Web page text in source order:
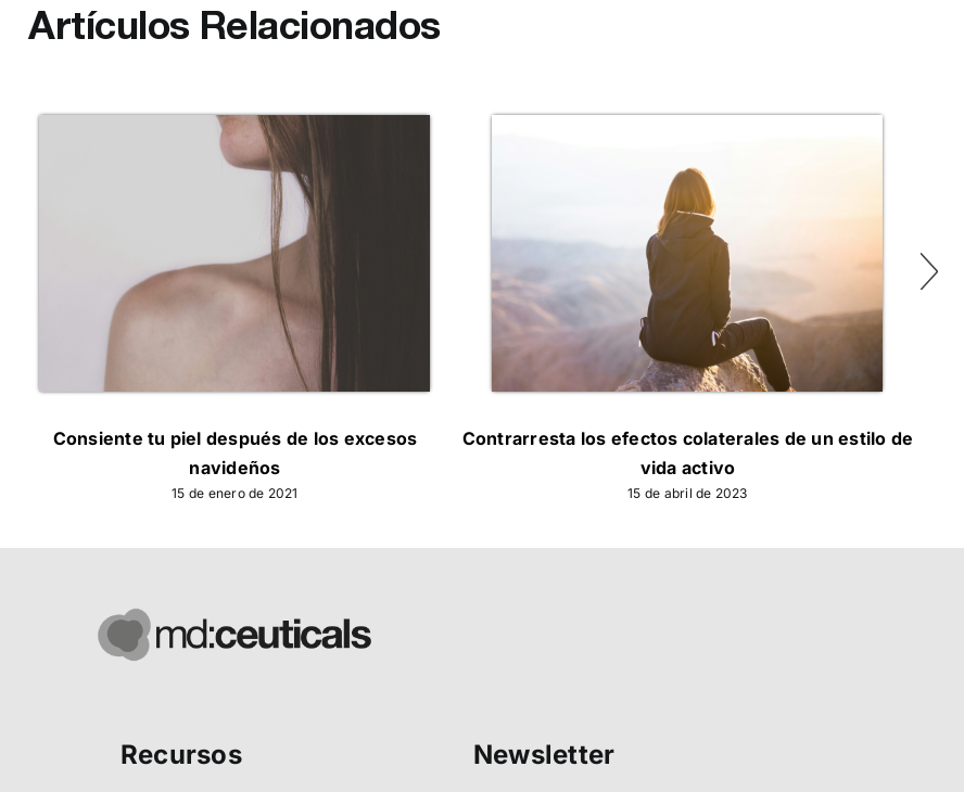
Artículos Relacionados
Consiente tu piel después de los excesos
navideños
15 de enero de 2021
Contrarresta los efectos colaterales de un estilo de
vida activo
15 de abril de 2023
Recursos Newsletter